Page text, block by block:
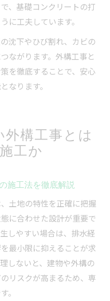
、基礎コンクリートの打
に工夫しています。
沈下やひび割れ、カビの
ながります。外構工事と
を徹底することで、安心
なります。
構工事とは
工か
施工法を徹底解説
土地の特性を正確に把握
に合わせた設計が重要で
しやすい場合は、排水経
最小限に抑えることが求
しないと、建物や外構の
リスクが高まるため、専
。